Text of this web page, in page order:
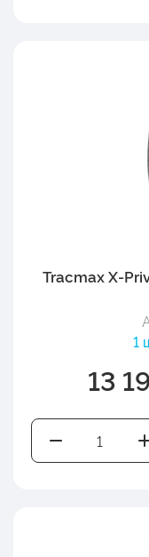
Tracmax X-
1
13